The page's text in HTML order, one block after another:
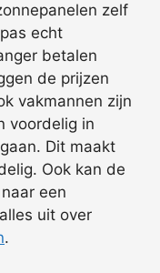
zelf
echt
betalen
de prijzen
vakmannen zijn
voordelig in
Dit maakt
Ook kan de
een
uit over
.